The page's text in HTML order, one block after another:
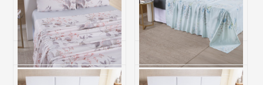
R$ 109,30
4x de R$ 27,33 sem juros
R$ 255,30
6x de R$ 42,55 sem juros
Jogo de Cama King 200 Jogo de Cama King 200